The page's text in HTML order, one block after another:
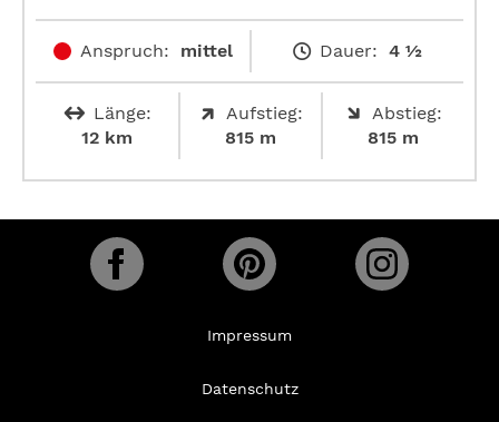
Anspruch: mittel Dauer: 4 ½
Länge:
12 km
Aufstieg:
815 m
Abstieg:
815 m
Impressum
Datenschutz